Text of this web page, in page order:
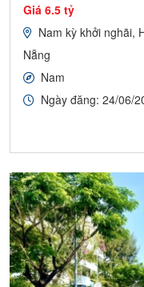
Giá 6.5 tỷ
Nam kỳ khởi nghãi,
Nẵng
Nam
Ngày đăng: 24/06/